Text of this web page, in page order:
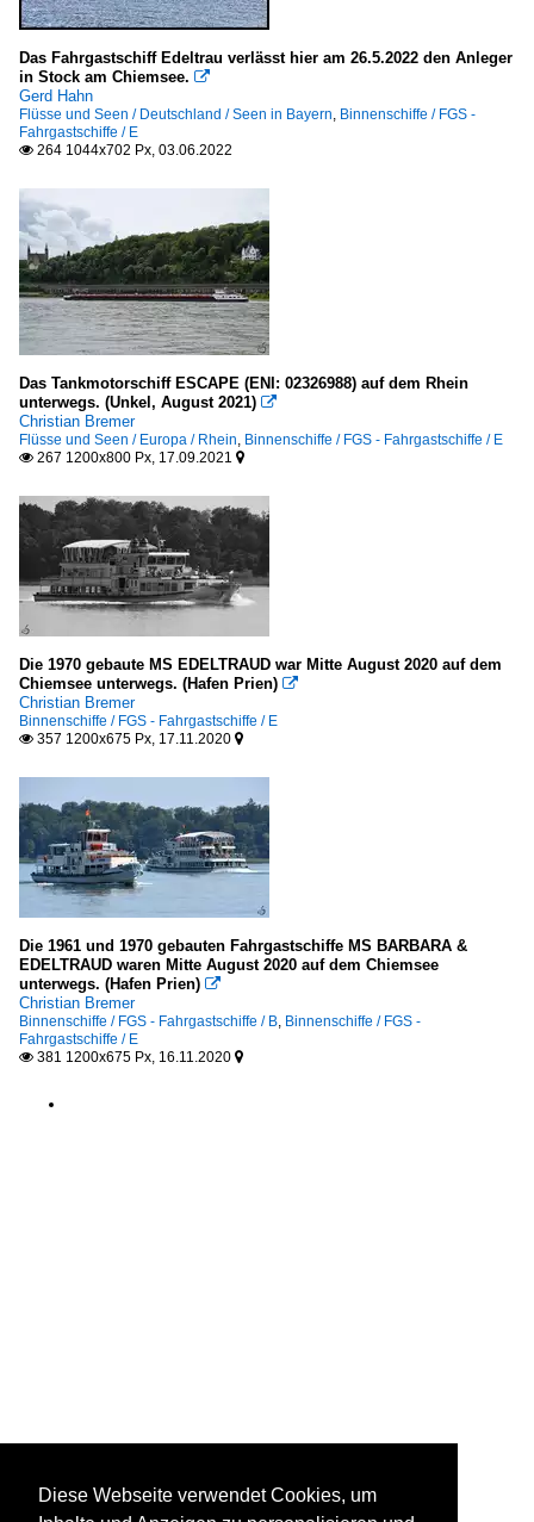
Das Fahrgastschiff Edeltrau verlässt hier am 26.5.2022 den Anleger
in Stock am Chiemsee. 
Gerd Hahn
Flüsse und Seen / Deutschland / Seen in Bayern, Binnenschiffe / FGS -
Fahrgastschiffe / E
 264 1044x702 Px, 03.06.2022
Das Tankmotorschiff ESCAPE (ENI: 02326988) auf dem Rhein
unterwegs. (Unkel, August 2021) 
Christian Bremer
Flüsse und Seen / Europa / Rhein, Binnenschiffe / FGS - Fahrgastschiffe / E
 267 1200x800 Px, 17.09.2021 
Die 1970 gebaute MS EDELTRAUD war Mitte August 2020 auf dem
Chiemsee unterwegs. (Hafen Prien) 
Christian Bremer
Binnenschiffe / FGS - Fahrgastschiffe / E
 357 1200x675 Px, 17.11.2020 
Die 1961 und 1970 gebauten Fahrgastschiffe MS BARBARA &
EDELTRAUD waren Mitte August 2020 auf dem Chiemsee
unterwegs. (Hafen Prien) 
Christian Bremer
Binnenschiffe / FGS - Fahrgastschiffe / B, Binnenschiffe / FGS -
Fahrgastschiffe / E
 381 1200x675 Px, 16.11.2020 
Diese Webseite verwendet Cookies, um